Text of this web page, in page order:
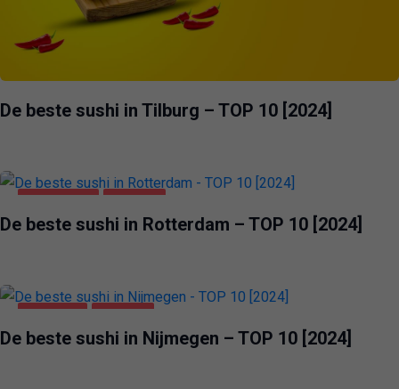
De beste sushi in Tilburg – TOP 10 [2024]
De beste sushi in Rotterdam – TOP 10 [2024]
De beste sushi in Nijmegen – TOP 10 [2024]